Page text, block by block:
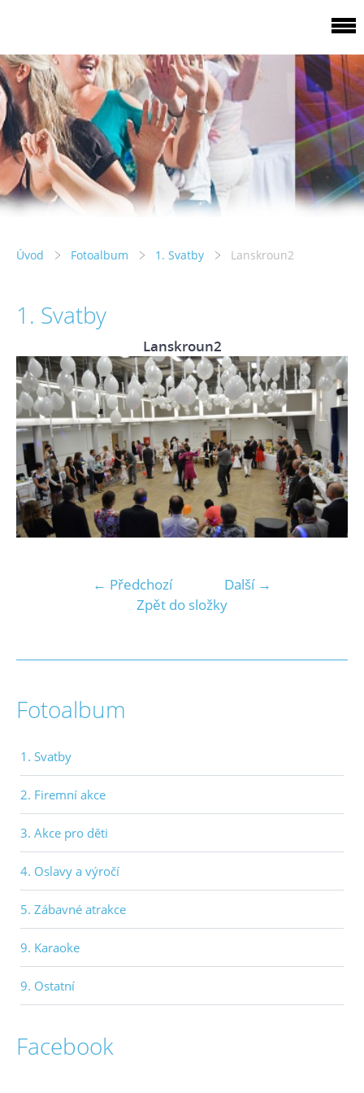
Úvod Fotoalbum 1. Svatby Lanskroun2
1. Svatby
Lanskroun2
← Předchozí
Další →
Zpět do složky
Fotoalbum
1. Svatby
2. Firemní akce
3. Akce pro děti
4. Oslavy a výročí
5. Zábavné atrakce
9. Karaoke
9. Ostatní
Facebook